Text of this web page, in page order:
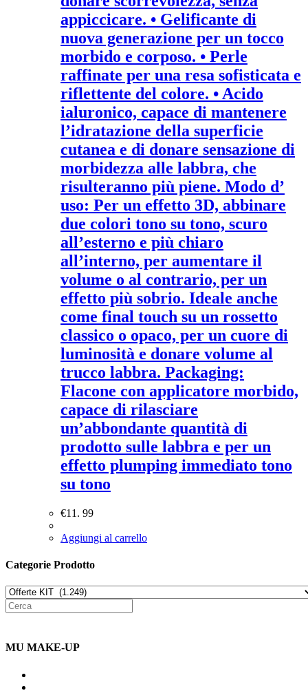
appiccicare. • Gelificante di
nuova generazione per un tocco
morbido e corposo. • Perle
raffinate per una resa sofisticata e
riflettente del colore. • Acido
ialuronico, capace di mantenere
l’idratazione della superficie
cutanea e di donare sensazione di
morbidezza alle labbra, che
risulteranno più piene. Modo d’
uso: Per un effetto 3D, abbinare
due colori tono su tono, scuro
all’esterno e più chiaro
all’interno, per aumentare il
volume o al contrario, per un
effetto più sobrio. Ideale anche
come final touch su un rossetto
classico o opaco, per un cuore di
luminosità e donare volume al
trucco labbra. Packaging:
Flacone con applicatore morbido,
capace di rilasciare
un’abbondante quantità di
prodotto sulle labbra e per un
effetto plumping immediato tono
su tono
€11. 99
Aggiungi al carrello
Categorie Prodotto
MU MAKE-UP